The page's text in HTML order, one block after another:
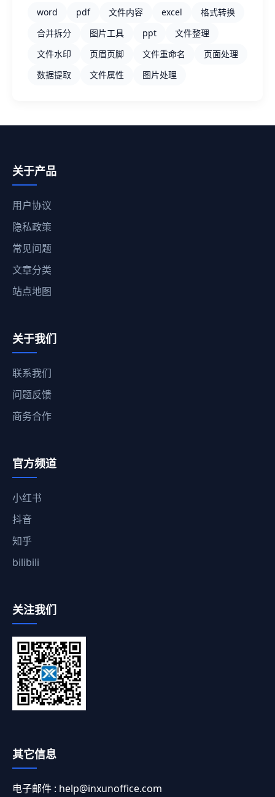
word pdf 文件内容 excel
格式转换
合并拆分
图片工具 ppt
文件整理
文件水印
页眉页脚 文件重命名
页面处理
数据提取
文件属性 图片处理
关于产品
用户协议
隐私政策
常见问题
文章分类
站点地图
关于我们
联系我们
问题反馈
商务合作
官方频道
小红书
抖音
知乎
bilibili
关注我们
其它信息
电子邮件 : help@inxunoffice.com